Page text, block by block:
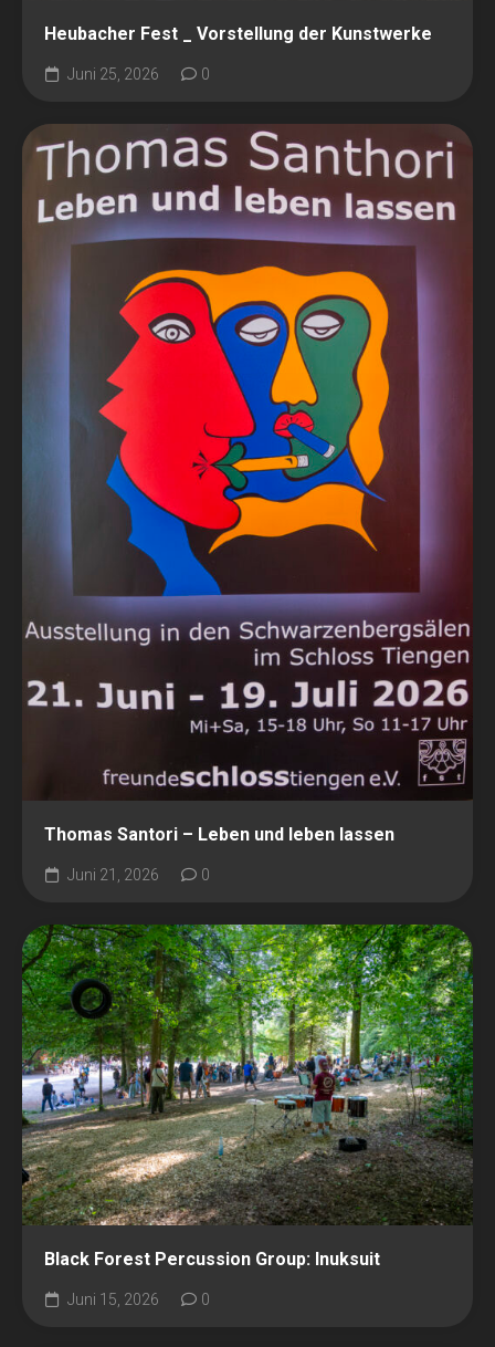
Heubacher Fest _ Vorstellung der Kunstwerke
Juni 25, 2026 0
Thomas Santori – Leben und leben lassen
Juni 21, 2026 0
Black Forest Percussion Group: Inuksuit
Juni 15, 2026 0